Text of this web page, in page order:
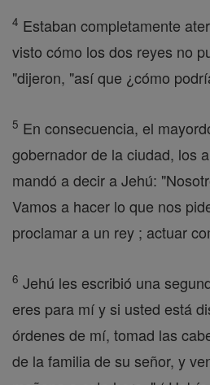
4 Estaban completamente
visto cómo los dos reyes no
"dijeron, "así que ¿cómo
5 En consecuencia, el
gobernador de la ciudad, los
mandó a decir a Jehú:
Vamos a hacer lo que nos
proclamar a un rey ; actuar
6 Jehú les escribió una
eres para mí y si usted está
órdenes de mí, tomad las
de la familia de su señor, y